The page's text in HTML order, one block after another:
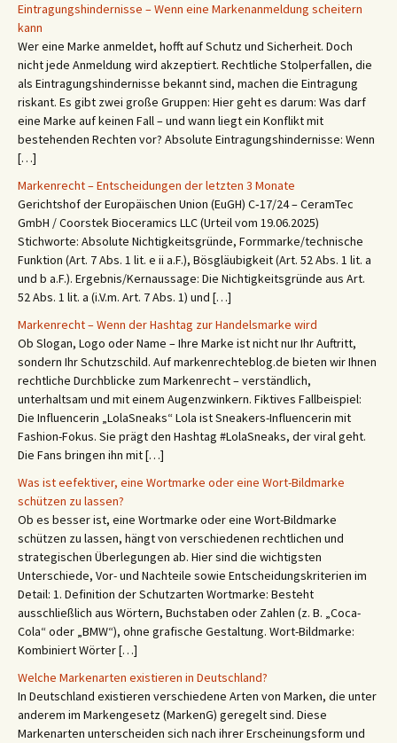
Eintragungshindernisse – Wenn eine Markenanmeldung scheitern
kann
Wer eine Marke anmeldet, hofft auf Schutz und Sicherheit. Doch
nicht jede Anmeldung wird akzeptiert. Rechtliche Stolperfallen, die
als Eintragungshindernisse bekannt sind, machen die Eintragung
riskant. Es gibt zwei große Gruppen: Hier geht es darum: Was darf
eine Marke auf keinen Fall – und wann liegt ein Konflikt mit
bestehenden Rechten vor? Absolute Eintragungshindernisse: Wenn
[…]
Markenrecht – Entscheidungen der letzten 3 Monate
Gerichtshof der Europäischen Union (EuGH) C‑17/24 – CeramTec
GmbH / Coorstek Bioceramics LLC (Urteil vom 19.06.2025)
Stichworte: Absolute Nichtigkeitsgründe, Formmarke/technische
Funktion (Art. 7 Abs. 1 lit. e ii a.F.), Bösgläubigkeit (Art. 52 Abs. 1 lit. a
und b a.F.). Ergebnis/Kernaussage: Die Nichtigkeitsgründe aus Art.
52 Abs. 1 lit. a (i.V.m. Art. 7 Abs. 1) und […]
Markenrecht – Wenn der Hashtag zur Handelsmarke wird
Ob Slogan, Logo oder Name – Ihre Marke ist nicht nur Ihr Auftritt,
sondern Ihr Schutzschild. Auf markenrechteblog.de bieten wir Ihnen
rechtliche Durchblicke zum Markenrecht – verständlich,
unterhaltsam und mit einem Augenzwinkern. Fiktives Fallbeispiel:
Die Influencerin „LolaSneaks“ Lola ist Sneakers-Influencerin mit
Fashion-Fokus. Sie prägt den Hashtag #LolaSneaks, der viral geht.
Die Fans bringen ihn mit […]
Was ist eefektiver, eine Wortmarke oder eine Wort-Bildmarke
schützen zu lassen?
Ob es besser ist, eine Wortmarke oder eine Wort-Bildmarke
schützen zu lassen, hängt von verschiedenen rechtlichen und
strategischen Überlegungen ab. Hier sind die wichtigsten
Unterschiede, Vor- und Nachteile sowie Entscheidungskriterien im
Detail: 1. Definition der Schutzarten Wortmarke: Besteht
ausschließlich aus Wörtern, Buchstaben oder Zahlen (z. B. „Coca-
Cola“ oder „BMW“), ohne grafische Gestaltung. Wort-Bildmarke:
Kombiniert Wörter […]
Welche Markenarten existieren in Deutschland?
In Deutschland existieren verschiedene Arten von Marken, die unter
anderem im Markengesetz (MarkenG) geregelt sind. Diese
Markenarten unterscheiden sich nach ihrer Erscheinungsform und